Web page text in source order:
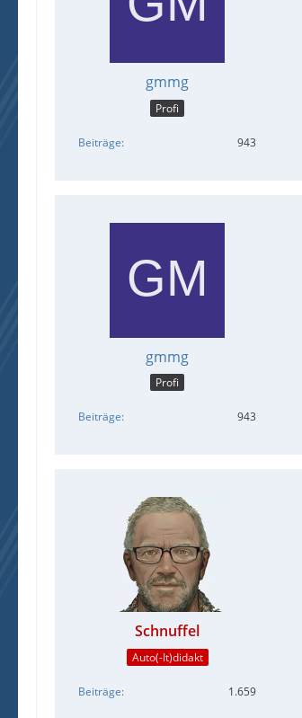
gmmg
Profi
Beiträge 943
gmmg
Profi
Beiträge 943
Schnuffel
Auto(-It)didakt
Beiträge 1.659